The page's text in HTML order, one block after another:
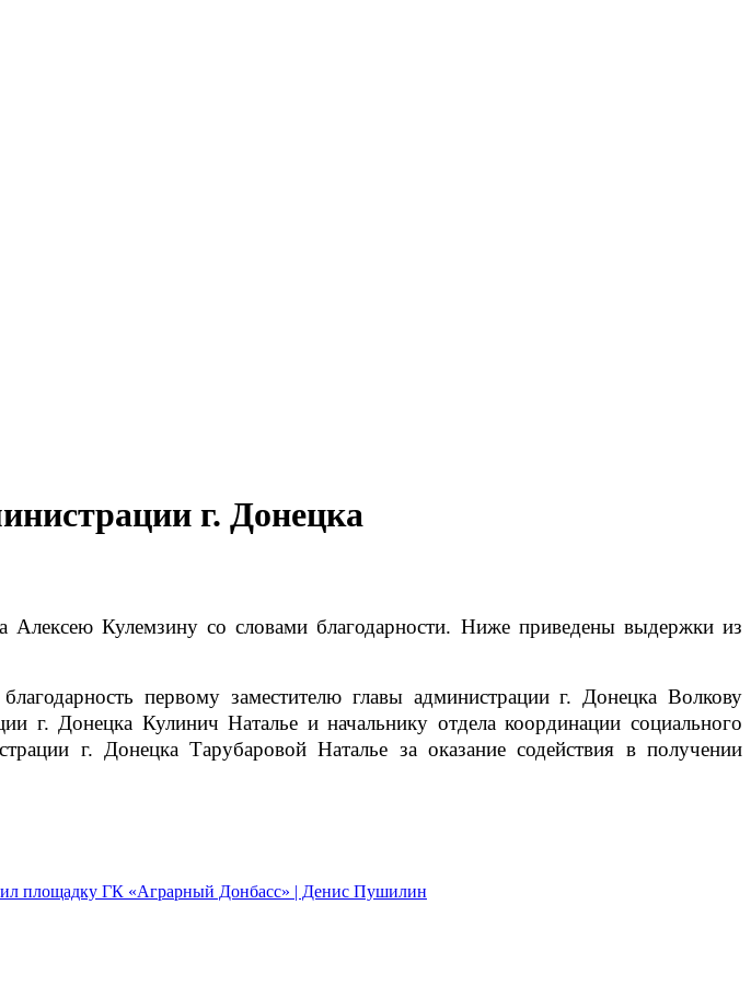
г. Донецка
первому заместителю главы администрации г. Донецка Волкову
г. Донецка Кулинич Наталье и начальнику отдела координации социального
г. Донецка Тарубаровой Наталье за оказание содействия в получении
площадку ГК «Аграрный Донбасс» | Денис Пушилин